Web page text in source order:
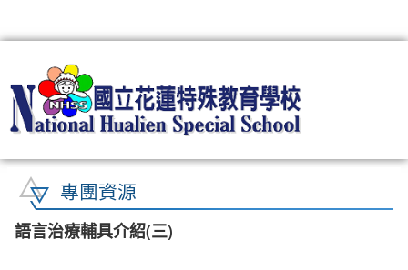
專團資源
語言治療輔具介紹(三)